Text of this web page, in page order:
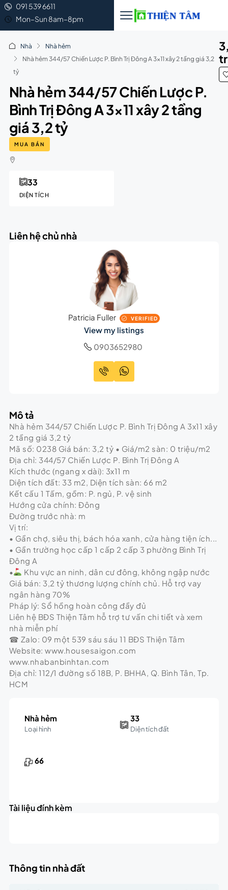
091 539 6611
Mon–Sun 8am–8pm
Nhà
Nhà hẻm
Nhà hẻm 344/57 Chiến Lược P. Bình Trị Đông A 3×11 xây 2 tầng giá 3,2
tỷ
Nhà hẻm 344/57 Chiến Lược P.
Bình Trị Đông A 3×11 xây 2 tầng
giá 3,2 tỷ
MUA BÁN
DIỆN TÍCH
33
Liên hệ chủ nhà
Patricia Fuller VERIFIED
View my listings
0903652980
Mô tả
Nhà hẻm 344/57 Chiến Lược P. Bình Trị Đông A 3x11 xây
2 tầng giá 3,2 tỷ
Mã số: 0238 Giá bán: 3,2 tỷ • Giá/m2 sàn: 0 triệu/m2
Địa chỉ: 344/57 Chiến Lược P. Bình Trị Đông A
Kích thước (ngang x dài): 3x11 m
Diện tích đất: 33 m2, Diện tích sàn: 66 m2
Kết cấu 1 Tấm, gồm: P. ngủ, P. vệ sinh
Hướng cửa chính: Đông
Đường trước nhà: m
Vị trí:
• Gần chợ, siêu thị, bách hóa xanh, cửa hàng tiện ích...
• Gần trường học cấp 1 cấp 2 cấp 3 phường Bình Trị
Đông A
•
Khu vực an ninh, dân cư đông, không ngập nước
Giá bán: 3,2 tỷ thương lượng chính chủ. Hỗ trợ vay
ngân hàng 70%
Pháp lý: Sổ hồng hoàn công đầy đủ
Liên hệ BĐS Thiện Tâm hỗ trợ tư vấn chi tiết và xem
nhà miễn phí
☎ Zalo: 09 một 539 sáu sáu 11 BĐS Thiện Tâm
Website: www.housesaigon.com
www.nhabanbinhtan.com
Địa chỉ: 112/1 đường số 18B, P. BHHA, Q. Bình Tân, Tp.
HCM
Nhà hẻm
Loại hình
33
Diện tích đất
66
Tài liệu đính kèm
Thông tin nhà đất